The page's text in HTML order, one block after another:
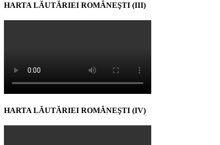
HARTA LĂUTĂRIEI ROMÂNEŞTI (III)
HARTA LĂUTĂRIEI ROMÂNEŞTI (IV)